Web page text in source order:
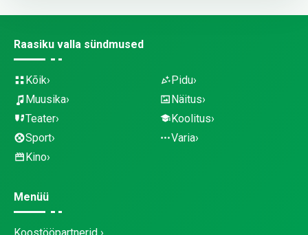
Raasiku valla sündmused
Kõik
Muusika
Teater
Sport
Kino
Pidu
Näitus
Koolitus
Varia
Menüü